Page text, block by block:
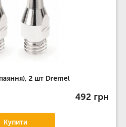
2 шт Dremel
492 грн
Купити